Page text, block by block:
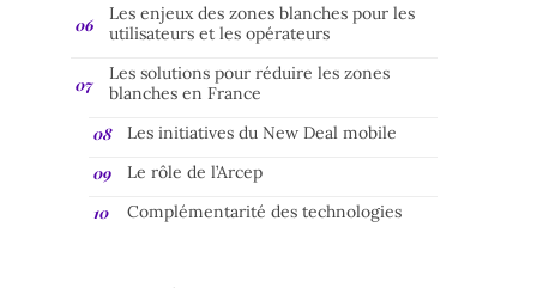
Les enjeux des zones blanches pour les
utilisateurs et les opérateurs
Les solutions pour réduire les zones
blanches en France
Les initiatives du New Deal mobile
Le rôle de l’Arcep
Complémentarité des technologies